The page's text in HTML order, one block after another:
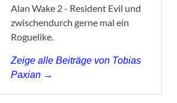
Alan Wake 2 - Resident Evil und
zwischendurch gerne mal ein
Roguelike.
Zeige alle Beiträge von Tobias
Paxian →